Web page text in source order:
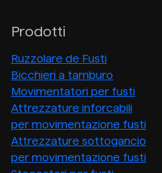
Prodotti
Ruzzolare de Fusti
Bicchieri a tamburo
Movimentatori per fusti
Attrezzature inforcabili
per movimentazione fusti
Attrezzature sottogancio
per movimentazione fusti